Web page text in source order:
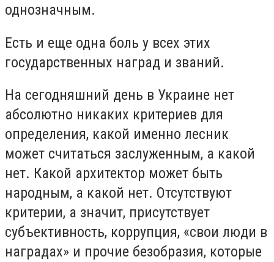
однозначным.
Есть и еще одна боль у всех этих
государственных наград и званий.
На сегодняшний день в Украине нет
абсолютно никаких критериев для
определения, какой именно лесник
может считаться заслуженным, а какой
нет. Какой архитектор может быть
народным, а какой нет. Отсутствуют
критерии, а значит, присутствует
субъективность, коррупция, «свои люди в
наградах» и прочие безобразия, которые